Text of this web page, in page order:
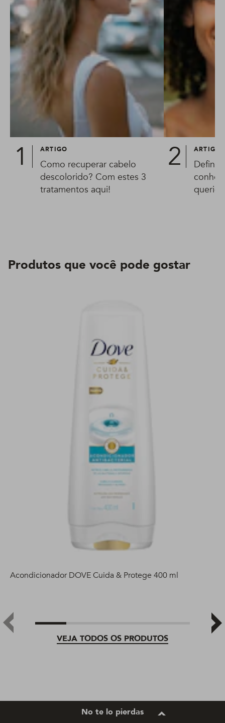
ARTIGO
Como recuperar cabelo
descolorido? Com estes 3
tratamentos aqui!
ARTIGO
Produtos que você pode gostar
VEJA TODOS OS PRODUTOS
Acondicionador DOVE Cuida & Protege 400 ml
Nossas dicas e truques
No te lo pierdas